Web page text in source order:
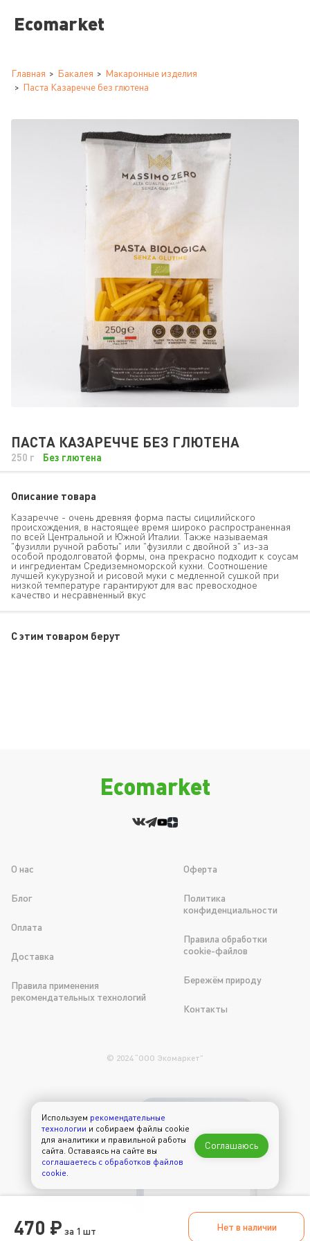
Ecomarket
Главная Бакалея
Макаронные изделия
Паста Казаречче без глютена
ПАСТА КАЗАРЕЧЧЕ БЕЗ ГЛЮТЕНА
250 г Без глютена
Описание товара
Казаречче - очень древняя форма пасты сицилийского
происхождения, в настоящее время широко распространенная
по всей Центральной и Южной Италии. Также называемая
"фузилли ручной работы" или "фузилли с двойной з" из-за
особой продолговатой формы, она прекрасно подходит к соусам
и ингредиентам Средиземноморской кухни. Соотношение
лучшей кукурузной и рисовой муки с медленной сушкой при
низкой температуре гарантируют для вас превосходное
качество и несравненный вкус
C этим товаром берут
470 ₽ за 1 шт Нет в наличии
Ecomarket
О нас
Блог
Оплата
Доставка
Правила применения
рекомендательных технологий
Оферта
Политика
конфиденциальности
Правила обработки
cookie-файлов
Бережём природу
Контакты
© 2024 “OOO Экомаркет”
300 рублей в
подарок на первый
заказ через
приложение
Используем рекомендательные
технологии и собираем файлы cookie
для аналитики и правильной работы
сайта. Оставаясь на сайте вы
соглашаетесь с обработков файлов
cookie.
Соглашаюсь